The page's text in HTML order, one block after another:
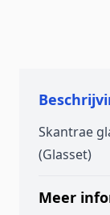
Skantrae
(Glasset)
Meer